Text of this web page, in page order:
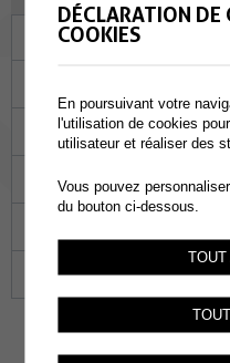
Ma
05 06
26 27
DÉCLARATION DE
COOKIES
En poursuivant votre
l'utilisation de cookies
utilisateur et réaliser des
Vous pouvez
du bouton ci-dessous.
TOUT